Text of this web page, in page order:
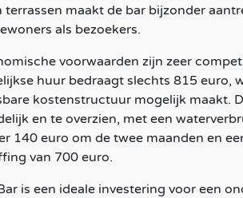
terrassen maakt de bar bijzonder
als bezoekers.
voorwaarden zijn zeer
huur bedraagt slechts 815 euro,
kostenstructuur mogelijk maakt.
en te overzien, met een
140 euro om de twee maanden en
van 700 euro.
is een ideale investering voor een